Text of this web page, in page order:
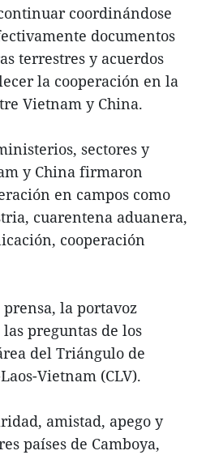
coordinándose
documentos
terrestres y acuerdos
la cooperación en la
Vietnam y China.
sectores y
y China firmaron
en campos como
cuarentena aduanera,
cooperación
la portavoz
preguntas de los
del Triángulo de
Vietnam (CLV).
amistad, apego y
países de Camboya,